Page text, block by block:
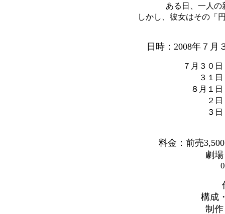
ある日、一人
しかし、彼女はその「
日時： 2008年７月
７月３０
３１
８月１
２
３
料金：前売
劇
構成
制